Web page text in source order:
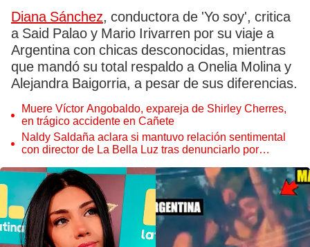
Diana Sánchez, conductora de 'Yo soy', critica
a Said Palao y Mario Irivarren por su viaje a
Argentina con chicas desconocidas, mientras
que mandó su total respaldo a Onelia Molina y
Alejandra Baigorria, a pesar de sus diferencias.
Muere Víctor Angobaldo, expareja de Shirley Cherres,
en trágico accidente en Cañete
Naldy Saldaña aclara si mantuvo relación sentimental
con director de La Bella Luz tras denunciarlo por